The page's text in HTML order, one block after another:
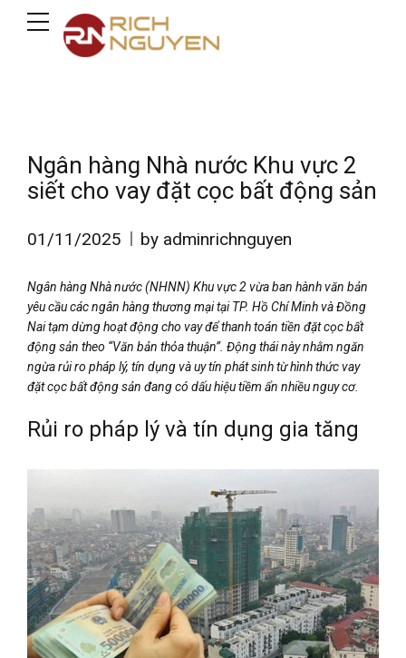
Ngân hàng Nhà nước Khu vực 2
siết cho vay đặt cọc bất động sản
01/11/2025 by adminrichnguyen
Ngân hàng Nhà nước (NHNN) Khu vực 2 vừa ban hành văn bản
yêu cầu các ngân hàng thương mại tại TP. Hồ Chí Minh và Đồng
Nai tạm dừng hoạt động cho vay để thanh toán tiền đặt cọc bất
động sản theo “Văn bản thỏa thuận”. Động thái này nhằm ngăn
ngừa rủi ro pháp lý, tín dụng và uy tín phát sinh từ hình thức vay
đặt cọc bất động sản đang có dấu hiệu tiềm ẩn nhiều nguy cơ.
Rủi ro pháp lý và tín dụng gia tăng